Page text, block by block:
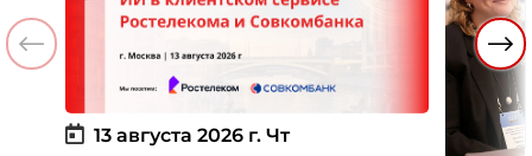
13 августа 2026 г. Чт